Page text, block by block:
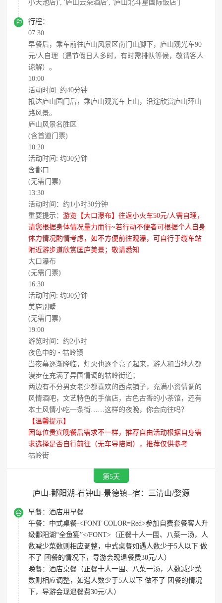
小天池店)', '庐山云朵酒店', '庐山北斗星国际饭店']

行程：
07:30
早餐后，乘车前往庐山风景区南门山脚下，庐山观光车90
元/人自理（遇节假日人多时，有时需排队等候，敬请客人
谅解）。
10:00
活动时间: 约40分钟
抵达庐山园门后，乘庐山观光车上山，沿途欣赏庐山环山
路风景。
庐山风景名胜区
(含首道门票)
10:20
活动时间: 约30分钟
含鄱口
(无需门票)
13:30
活动时间：约1小时30分钟
重要提示： 游览【大口瀑布】往返小火车50元/人需自理，
请您根据身体情况量力而行~若行动不便者可根据个人自身
体力情况酌情考虑，如不方便前往观瀑，可自行于缆车站
附近游步道欣赏匡庐美景；敬请悉知
大口瀑布
(无需门票)
16:30
活动时间: 约30分钟
美庐别墅
(无需门票)
19:00
游览时间：约2小时
夜色中的 • 牯岭镇
当夜幕逐渐降临，灯火也逐个亮了起来，游人和当地人都
漫步在充满了异国情调的牯岭街道；
两边有不分男女老少都喜欢的西点铺子，充满小资情调的
风情酒吧，文艺特色的手信店，古色古香的小茶馆，还有
本土风情小吃一条街……这样的夜晚，你会向往吗？
【温馨提示】
因每位贵宾晚餐后需求不一样，推荐自由活动根据自身需
求选择是否自行前往（无车导陪同），推荐仅供参考
牯岭街
第5天
庐山-鄱阳湖-石钟山-景德镇--宿：三清山/婺源
 早餐： 酒店用早餐
午餐： 中式桌餐-<FONT COLOR=Red>参加自费套餐客人升
级鄱阳湖“全鱼宴”</FONT>（正餐十人一围、八菜一汤，人
数减少菜数则相应调整，中式桌餐如遇人数少于5人以下 做
不了 团餐的情况下，导游会现退餐费30元/人）
晚餐： 酒店桌餐（正餐十人一围、八菜一汤，人数减少菜
数则相应调整，如遇人数少于5人以下 做不了 团餐的情况
下，导游会现退餐费30元/人）